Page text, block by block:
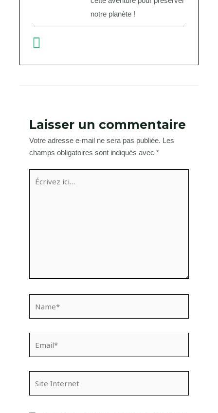
notre planète !
Laisser un commentaire
Votre adresse e-mail ne sera pas publiée. Les
champs obligatoires sont indiqués avec *
ici…
Internet